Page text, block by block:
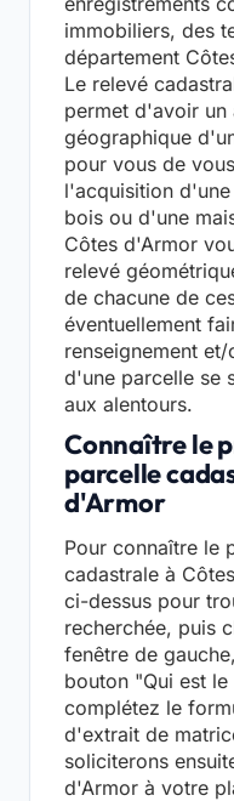
immobiliers, des
département
Le relevé
permet d'avoir un
géographique
pour vous de
l'acquisition
bois ou d'une
Côtes d'Armor
relevé
de chacune de
éventuellement
renseignement
d'une parcelle se
aux alentours.
Connaître le
parcelle
d'Armor
Pour connaître le
cadastrale à
ci-dessus pour
recherchée, puis
fenêtre de
bouton "Qui est
complétez le
d'extrait de
soliciterons
d'Armor à votre